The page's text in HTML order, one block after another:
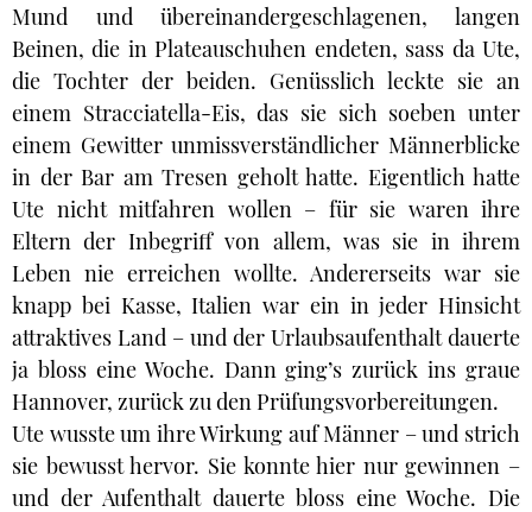
Mund und übereinandergeschlagenen, langen
Beinen, die in Plateauschuhen endeten, sass da Ute,
die Tochter der beiden. Genüsslich leckte sie an
einem Stracciatella-Eis, das sie sich soeben unter
einem Gewitter unmissverständlicher Männerblicke
in der Bar am Tresen geholt hatte. Eigentlich hatte
Ute nicht mitfahren wollen – für sie waren ihre
Eltern der Inbegriff von allem, was sie in ihrem
Leben nie erreichen wollte. Andererseits war sie
knapp bei Kasse, Italien war ein in jeder Hinsicht
attraktives Land – und der Urlaubsaufenthalt dauerte
ja bloss eine Woche. Dann ging’s zurück ins graue
Hannover, zurück zu den Prüfungsvorbereitungen.
Ute wusste um ihre Wirkung auf Männer – und strich
sie bewusst hervor. Sie konnte hier nur gewinnen –
und der Aufenthalt dauerte bloss eine Woche. Die